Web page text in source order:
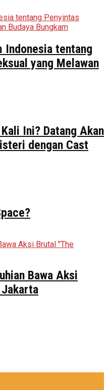
Indonesia tentang
yang Melawan
Ini? Datang Akan
dengan Cast
Bawa Aksi
Jakarta